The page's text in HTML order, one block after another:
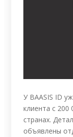
У BAASIS ID
клиента с 200
странах.
объявлены